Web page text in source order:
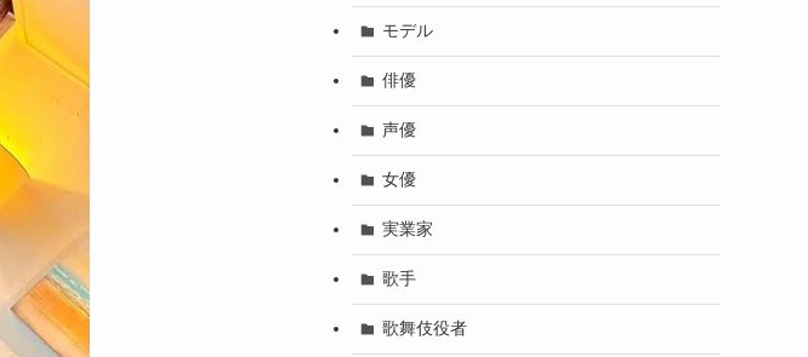
モデル
俳優
声優
女優
実業家
歌手
歌舞伎役者